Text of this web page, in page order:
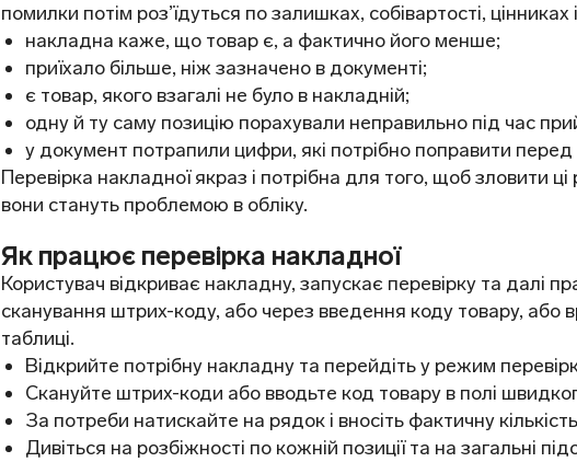
помилки потім роз’їдуться по залишках, собівартості, цінниках
накладна каже, що товар є, а фактично його менше;
приїхало більше, ніж зазначено в документі;
є товар, якого взагалі не було в накладній;
одну й ту саму позицію порахували неправильно під час
у документ потрапили цифри, які потрібно поправити
Перевірка накладної якраз і потрібна для того, щоб зловити ці
вони стануть проблемою в обліку.
Як працює перевірка накладної
Користувач відкриває накладну, запускає перевірку та далі
сканування штрих-коду, або через введення коду товару, або
таблиці.
Відкрийте потрібну накладну та перейдіть у режим
Скануйте штрих-коди або вводьте код товару в полі
За потреби натискайте на рядок і вносіть фактичну
Дивіться на розбіжності по кожній позиції та на загальні